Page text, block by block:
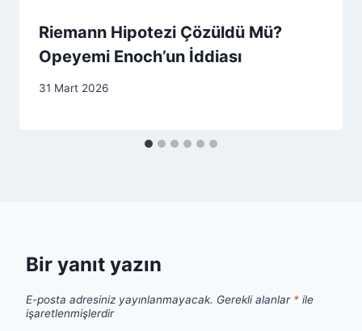
Riemann Hipotezi Çözüldü Mü?
Opeyemi Enoch’un İddiası
31 Mart 2026
Bir yanıt yazın
E-posta adresiniz yayınlanmayacak. Gerekli alanlar * ile
işaretlenmişlerdir